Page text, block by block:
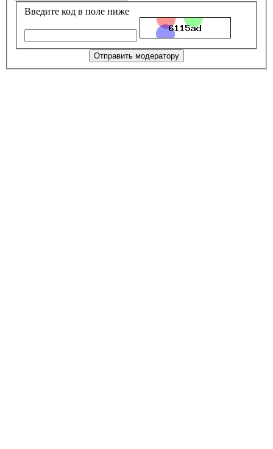
Введите код в поле ниже
Отправить модератору